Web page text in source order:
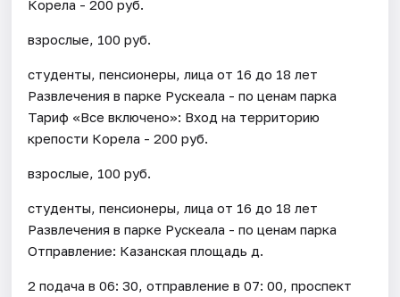
Корела - 200 руб.
взрослые, 100 руб.
студенты, пенсионеры, лица от 16 до 18 лет
Развлечения в парке Рускеала - по ценам парка
Тариф «Все включено»: Вход на территорию
крепости Корела - 200 руб.
взрослые, 100 руб.
студенты, пенсионеры, лица от 16 до 18 лет
Развлечения в парке Рускеала - по ценам парка
Отправление: Казанская площадь д.
2 подача в 06: 30, отправление в 07: 00, проспект